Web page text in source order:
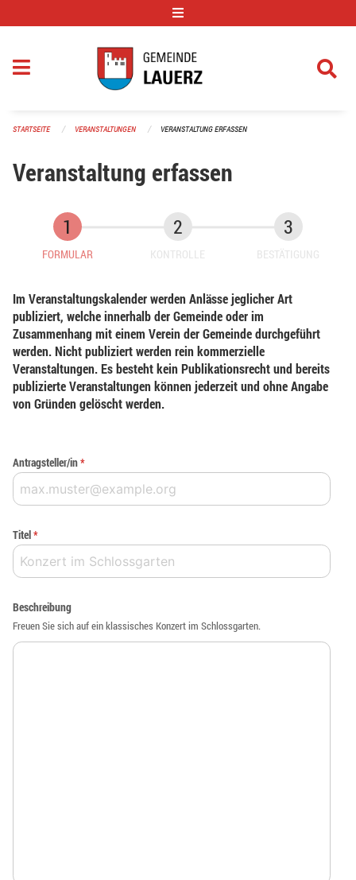
STARTSEITE VERANSTALTUNGEN VERANSTALTUNG ERFASSEN
Veranstaltung erfassen
FORMULAR KONTROLLE BESTÄTIGUNG
Im Veranstaltungskalender werden Anlässe jeglicher Art
publiziert, welche innerhalb der Gemeinde oder im
Zusammenhang mit einem Verein der Gemeinde durchgeführt
werden. Nicht publiziert werden rein kommerzielle
Veranstaltungen. Es besteht kein Publikationsrecht und bereits
publizierte Veranstaltungen können jederzeit und ohne Angabe
von Gründen gelöscht werden.
Antragsteller/in*
Titel*
Beschreibung
Freuen Sie sich auf ein klassisches Konzert im Schlossgarten.